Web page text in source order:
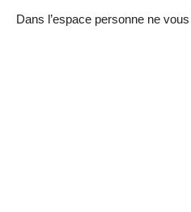
Dans l’espace personne ne